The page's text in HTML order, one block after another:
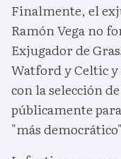
Finalmente, el
Ramón Vega no
Exjugador de
Watford y Celtic y
con la selección
públicamente
"más